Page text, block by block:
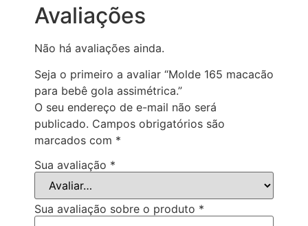
Avaliações
Não há avaliações ainda.
Seja o primeiro a avaliar “Molde 165 macacão
para bebê gola assimétrica.”
O seu endereço de e-mail não será
publicado. Campos obrigatórios são
marcados com *
Sua avaliação *
Sua avaliação sobre o produto *